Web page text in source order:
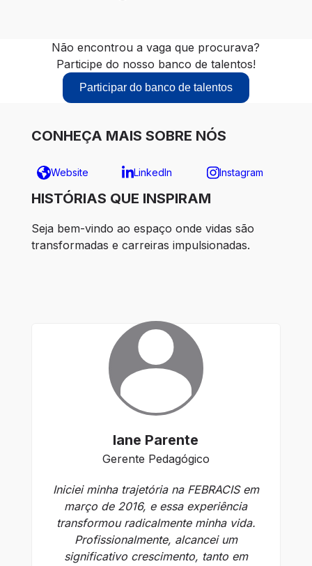
Não encontrou a vaga que procurava?
Participe do nosso banco de talentos!
Participar do banco de talentos
CONHEÇA MAIS SOBRE NÓS
Website LinkedIn Instagram
HISTÓRIAS QUE INSPIRAM
Seja bem-vindo ao espaço onde vidas são
transformadas e carreiras impulsionadas.
Iane Parente
Gerente Pedagógico
Iniciei minha trajetória na FEBRACIS em
março de 2016, e essa experiência
transformou radicalmente minha vida.
Profissionalmente, alcancei um
significativo crescimento, tanto em